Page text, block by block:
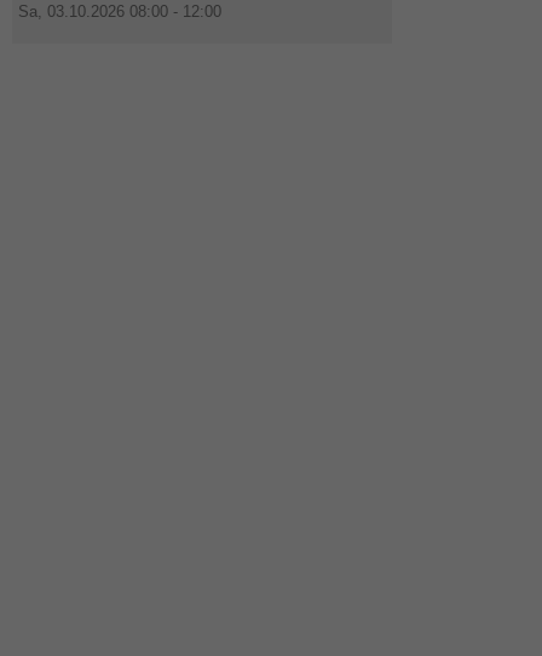
Sa, 03.10.2026 08:00 - 12:00